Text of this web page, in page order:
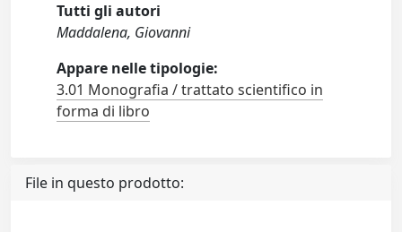
Tutti gli autori
Maddalena, Giovanni
Appare nelle tipologie:
3.01 Monografia / trattato scientifico in
forma di libro
File in questo prodotto: